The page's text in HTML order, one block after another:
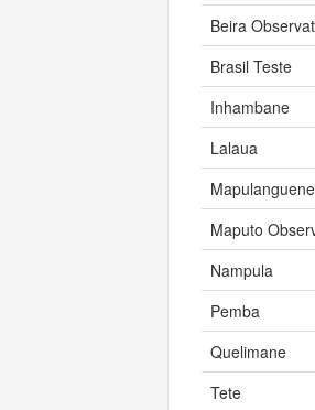
Beira
Brasil Teste
Inhambane
Lalaua
Mapulanguene
Maputo
Nampula
Pemba
Quelimane
Tete